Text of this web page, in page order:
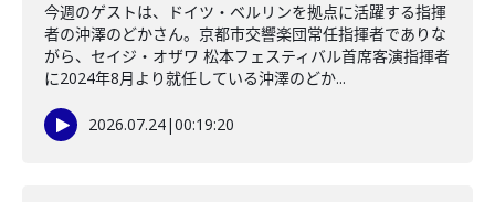
今週のゲストは、ドイツ・ベルリンを拠点に活躍する指揮
者の沖澤のどかさん。京都市交響楽団常任指揮者でありな
がら、セイジ・オザワ 松本フェスティバル首席客演指揮者
に2024年8月より就任している沖澤のどか...
2026.07.24|00:19:20